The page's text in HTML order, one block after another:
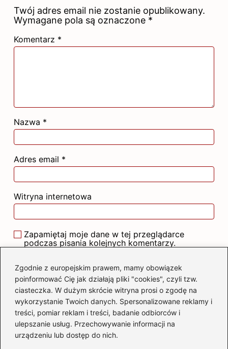
Zgodnie z europejskim prawem, mamy obowiązek
poinformować Cię jak działają pliki "cookies", czyli tzw.
ciasteczka. W dużym skrócie witryna prosi o zgodę na
wykorzystanie Twoich danych. Spersonalizowane reklamy i
treści, pomiar reklam i treści, badanie odbiorców i
ulepszanie usług. Przechowywanie informacji na
urządzeniu lub dostęp do nich.
Twój adres email nie zostanie opublikowany.
Wymagane pola są oznaczone *
Komentarz *
Nazwa *
Adres email *
Witryna internetowa
Zapamiętaj moje dane w tej przeglądarce
podczas pisania kolejnych komentarzy.
Poczytaj więcej